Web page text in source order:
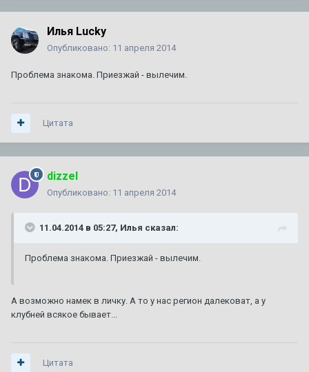
Илья Lucky
Опубликовано: 11 апреля 2014
Проблема знакома. Приезжай - вылечим.
Цитата
dizzel
Опубликовано: 11 апреля 2014
11.04.2014 в 05:27, Илья сказал:
Проблема знакома. Приезжай - вылечим.
А возможно намек в личку. А то у нас регион далековат, а у
клубней всякое бывает...
Цитата